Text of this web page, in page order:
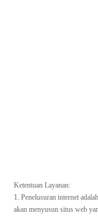
Ketentuan Layanan:
1. Penelusuran internet
akan menyusun situs web